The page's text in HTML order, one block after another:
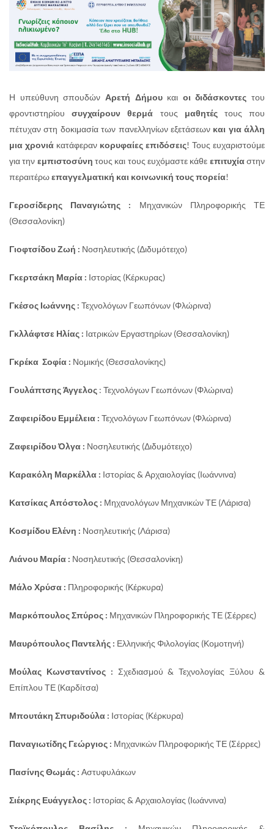
Η υπεύθυνη σπουδών Αρετή Δήμουκαι οι διδάσκοντες του
φροντιστηρίουσυγχαίρουν θερμά τους μαθητέςτους που
πέτυχαν στη δοκιμασία των πανελληνίων εξετάσεων και για άλλη
μια χρονιά κατάφεραν κορυφαίες επιδόσεις! Τους ευχαριστούμε
για την εμπιστοσύνη τους και τους ευχόμαστε κάθε επιτυχίαστην
περαιτέρωεπαγγελματική και κοινωνική τους πορεία!
Γεροσίδερης Παναγιώτης : Μηχανικών Πληροφορικής ΤΕ
(Θεσσαλονίκη)
Γιοφτσίδου Ζωή : Νοσηλευτικής (Διδυμότειχο)
Γκερτσάκη Μαρία : Ιστορίας (Κέρκυρας)
Γκέσος Ιωάννης : Τεχνολόγων Γεωπόνων (Φλώρινα)
Γκλλάφτσε Ηλίας : Ιατρικών Εργαστηρίων (Θεσσαλονίκη)
Γκρέκα Σοφία : Νομικής (Θεσσαλονίκης)
Γουλάπτσης Άγγελος : Τεχνολόγων Γεωπόνων (Φλώρινα)
Ζαφειρίδου Εμμέλεια : Τεχνολόγων Γεωπόνων (Φλώρινα)
Ζαφειρίδου Όλγα : Νοσηλευτικής (Διδυμότειχο)
Καρακόλη Μαρκέλλα : Ιστορίας & Αρχαιολογίας (Ιωάννινα)
Κατσίκας Απόστολος : Μηχανολόγων Μηχανικών ΤΕ (Λάρισα)
Κοσμίδου Ελένη : Νοσηλευτικής (Λάρισα)
Λιάνου Μαρία : Νοσηλευτικής (Θεσσαλονίκη)
Μάλο Χρύσα : Πληροφορικής (Κέρκυρα)
Μαρκόπουλος Σπύρος : Μηχανικών Πληροφορικής ΤΕ (Σέρρες)
Μαυρόπουλος Παντελής : Ελληνικής Φιλολογίας (Κομοτηνή)
Μούλας Κωνσταντίνος : Σχεδιασμού & Τεχνολογίας Ξύλου &
Επίπλου ΤΕ (Καρδίτσα)
Μπουτάκη Σπυριδούλα : Ιστορίας (Κέρκυρα)
Παναγιωτίδης Γεώργιος : Μηχανικών Πληροφορικής ΤΕ (Σέρρες)
Πασίνης Θωμάς : Αστυφυλάκων
Σιέκρης Ευάγγελος : Ιστορίας & Αρχαιολογίας (Ιωάννινα)